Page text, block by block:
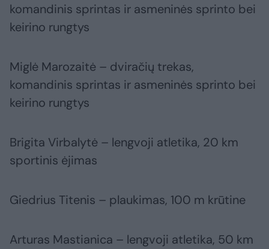
komandinis sprintas ir asmeninės sprinto bei
keirino rungtys
Miglė Marozaitė – dviračių trekas,
komandinis sprintas ir asmeninės sprinto bei
keirino rungtys
Brigita Virbalytė – lengvoji atletika, 20 km
sportinis ėjimas
Giedrius Titenis – plaukimas, 100 m krūtine
Arturas Mastianica – lengvoji atletika, 50 km